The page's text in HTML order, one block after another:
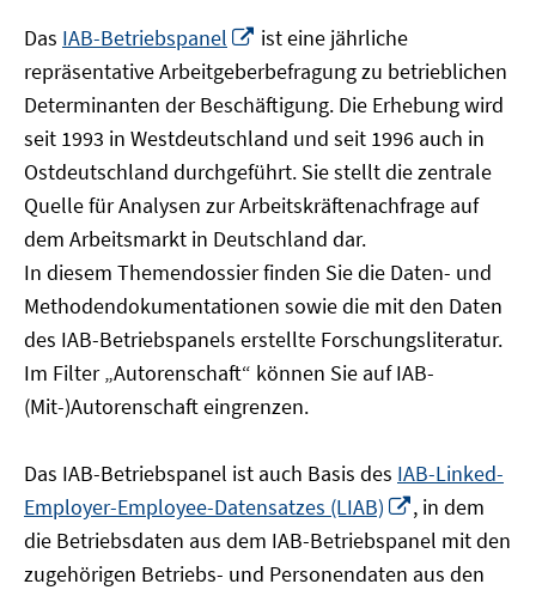
Das IAB-Betriebspanel
In
neuem
Fenster
öffnen
ist eine jährliche
repräsentative Arbeitgeberbefragung zu betrieblichen
Determinanten der Beschäftigung. Die Erhebung wird
seit 1993 in Westdeutschland und seit 1996 auch in
Ostdeutschland durchgeführt. Sie stellt die zentrale
Quelle für Analysen zur Arbeitskräftenachfrage auf
dem Arbeitsmarkt in Deutschland dar.
In diesem Themendossier finden Sie die Daten- und
Methodendokumentationen sowie die mit den Daten
des IAB-Betriebspanels erstellte Forschungsliteratur.
Im Filter „Autorenschaft“ können Sie auf IAB-
(Mit-)Autorenschaft eingrenzen.
Das IAB-Betriebspanel ist auch Basis des IAB-Linked-
Employer-Employee-Datensatzes (LIAB)
In
neuem
Fenster
, in dem
die Betriebsdaten aus dem IAB-Betriebspanel mit den
zugehörigen Betriebs- und Personendaten aus den